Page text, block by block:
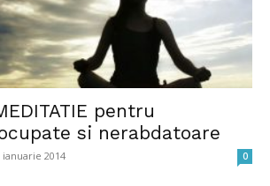
pentru
si nerabdatoare
ianuarie 2014 0